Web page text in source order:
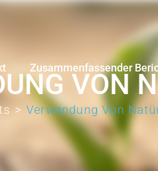
Zusammenfassender
VON
> Verwendung Von